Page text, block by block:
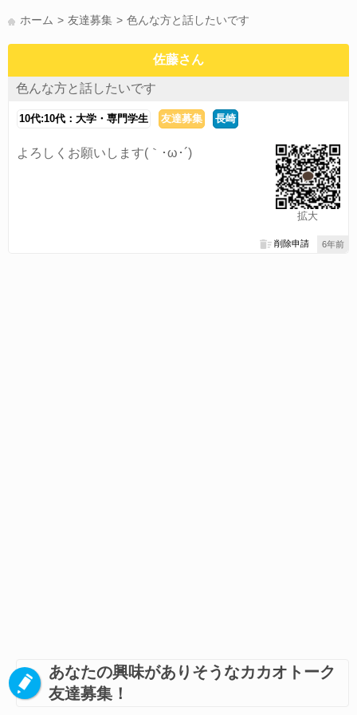
ホーム
友達募集 色んな方と話したいです
佐藤さん
色んな方と話したいです
10代:10代：大学・専門学生 友達募集 長崎
拡大
よろしくお願いします(｀･ω･´)ゞ
6年前
削除申請
あなたの興味がありそうなカカオトーク
友達募集！